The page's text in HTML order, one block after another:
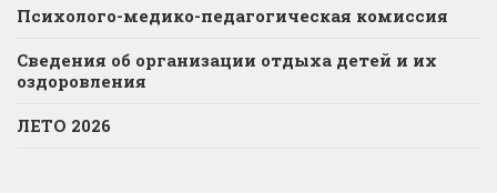
Психолого-медико-педагогическая комиссия
Сведения об организации отдыха детей и их
оздоровления
ЛЕТО 2026